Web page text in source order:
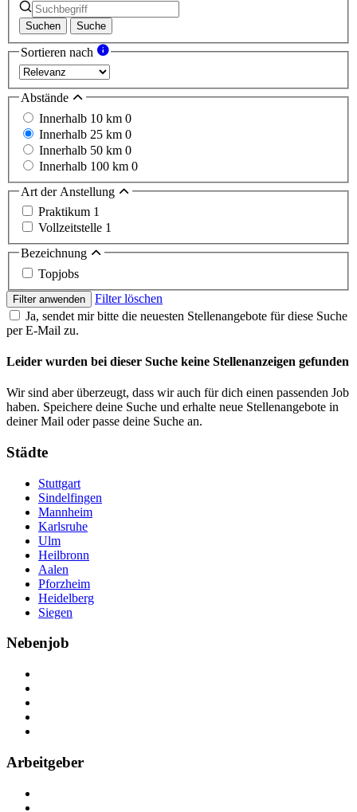
Suchen Suche
Sortieren nach
Abstände
Innerhalb 10 km 0
Innerhalb 25 km 0
Innerhalb 50 km 0
Innerhalb 100 km 0
Art der Anstellung
Praktikum 1
Vollzeitstelle 1
Bezeichnung
Topjobs
Filter anwenden
Filter löschen
Ja, sendet mir bitte die neuesten Stellenangebote für diese Suche
per E-Mail zu.
Leider wurden bei dieser Suche keine Stellenanzeigen gefunden
Wir sind aber überzeugt, dass wir auch für dich einen passenden Job
haben. Speichere deine Suche und erhalte neue Stellenangebote in
deiner Mail oder passe deine Suche an.
Städte
Stuttgart
Sindelfingen
Mannheim
Karlsruhe
Ulm
Heilbronn
Aalen
Pforzheim
Heidelberg
Siegen
Nebenjob
Arbeitgeber